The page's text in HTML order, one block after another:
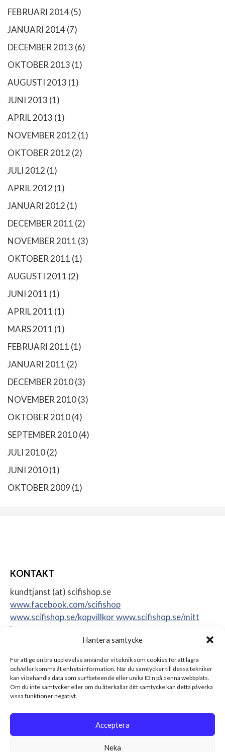
Hantera samtycke
För att ge en bra upplevelse använder vi teknik som cookies för att lagra
och/eller komma åt enhetsinformation. När du samtycker till dessa tekniker
kan vi behandla data som surfbeteende eller unika ID:n på denna webbplats.
Om du inte samtycker eller om du återkallar ditt samtycke kan detta påverka
vissa funktioner negativt.
Acceptera
Neka
FEBRUARI 2014(5)
JANUARI 2014(7)
DECEMBER 2013 (6)
OKTOBER 2013 (1)
AUGUSTI 2013 (1)
JUNI 2013 (1)
APRIL 2013 (1)
NOVEMBER 2012 (1)
OKTOBER 2012 (2)
JULI 2012 (1)
APRIL 2012 (1)
JANUARI 2012 (1)
DECEMBER 2011 (2)
NOVEMBER 2011 (3)
OKTOBER 2011 (1)
AUGUSTI 2011 (2)
JUNI 2011 (1)
APRIL 2011 (1)
MARS 2011 (1)
FEBRUARI 2011 (1)
JANUARI 2011 (2)
DECEMBER 2010(3)
NOVEMBER 2010(3)
OKTOBER 2010(4)
SEPTEMBER 2010(4)
JULI 2010(2)
JUNI 2010(1)
OKTOBER 2009 (1)
KONTAKT
kundtjanst (at) scifishop.se
www.facebook.com/scifishop
www.scifishop.se/kopvillkorwww.scifishop.se/mitt
konto
Sweden